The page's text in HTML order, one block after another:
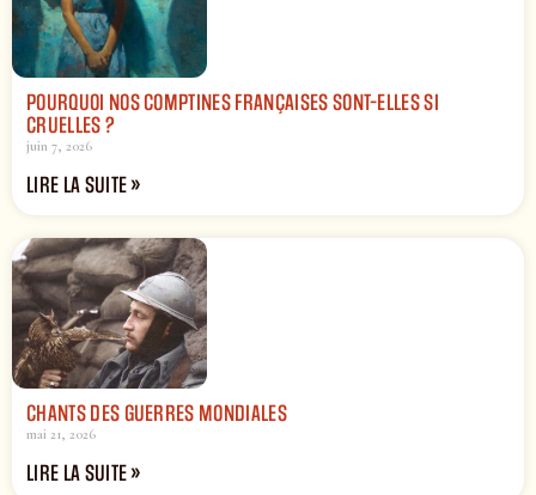
POURQUOI NOS COMPTINES FRANÇAISES SONT-ELLES SI
CRUELLES ?
juin 7, 2026
LIRE LA SUITE »
CHANTS DES GUERRES MONDIALES
mai 21, 2026
LIRE LA SUITE »